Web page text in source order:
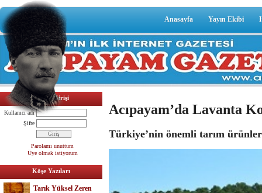
Anasayfa Yayın Ekibi
Üyelik Girişi
Kullanıcı adı
Şifre
Parolamı unuttum
Üye olmak istiyorum
Köşe Yazıları
Tarık Yüksel Zeren
Acıpayam’da Lavanta
Türkiye’nin önemli tarım